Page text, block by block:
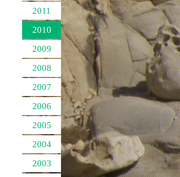
2011
2010
2009
2008
2007
2006
2005
2004
2003